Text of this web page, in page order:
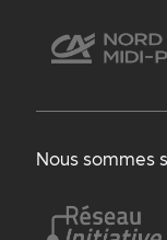
Nous sommes